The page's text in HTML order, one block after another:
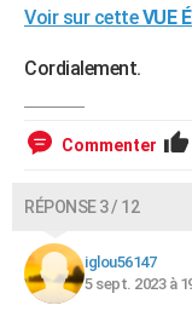
Voir sur cetteVUE
Cordialement.
Commenter
RÉPONSE 3 / 12
iglou56147
5 sept. 2023 à